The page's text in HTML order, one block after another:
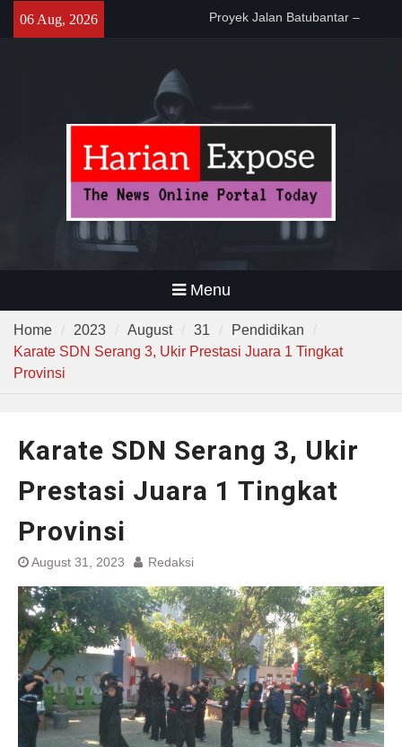
06 Aug, 2026
Da’i Indonesia Akan Dikirim
Apresiasi Kedewasaan
Bobotoh dan Jack Mania —
Menu
Home 2023 August 31
Pendidikan
Karate SDN Serang 3, Ukir Prestasi Juara 1 Tingkat
Provinsi
Karate SDN Serang 3, Ukir
Prestasi Juara 1 Tingkat
Provinsi
August 31, 2023 Redaksi